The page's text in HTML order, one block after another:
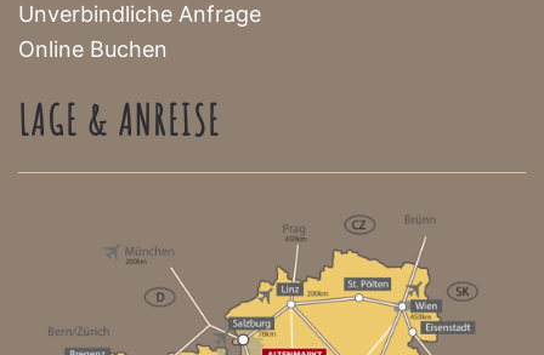
Unverbindliche Anfrage
Online Buchen
LAGE & ANREISE